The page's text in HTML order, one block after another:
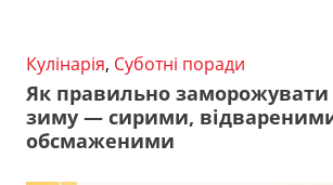
Кулінарія, Суботні поради
Як правильно заморожувати
зиму — сирими,
обсмаженими